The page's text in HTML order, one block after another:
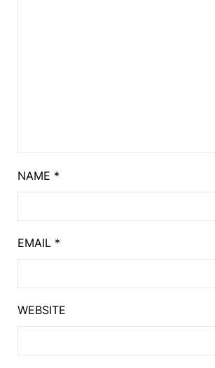
NAME *
EMAIL *
WEBSITE